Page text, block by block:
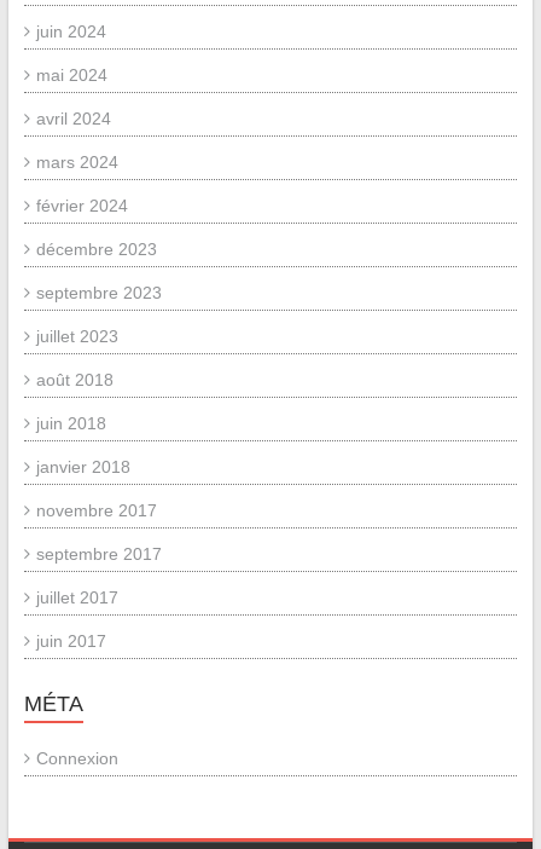
juin 2024
mai 2024
avril 2024
mars 2024
février 2024
décembre 2023
septembre 2023
juillet 2023
août 2018
juin 2018
janvier 2018
novembre 2017
septembre 2017
juillet 2017
juin 2017
MÉTA
Connexion